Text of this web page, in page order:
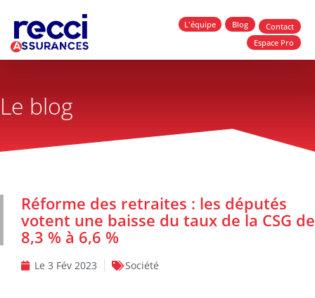
L'équipe Blog
Contact
Espace Pro
Le blog
Réforme des retraites : les députés
votent une baisse du taux de la CSG de
8,3 % à 6,6 %
Le 3 Fév 2023 Société